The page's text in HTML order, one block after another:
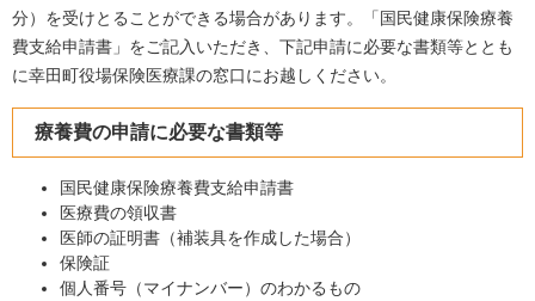
分）を受けとることができる場合があります。「国民健康保険療養
費支給申請書」をご記入いただき、下記申請に必要な書類等ととも
に幸田町役場保険医療課の窓口にお越しください。
療養費の申請に必要な書類等
国民健康保険療養費支給申請書
医療費の領収書
医師の証明書（補装具を作成した場合）
保険証
個人番号（マイナンバー）のわかるもの